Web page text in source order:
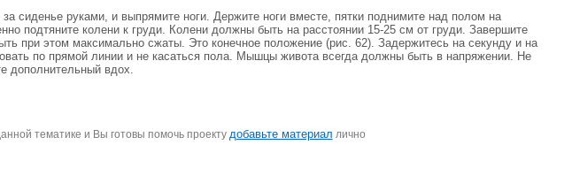
сиденье руками, и выпрямите ноги. Держите ноги вместе, пятки поднимите над полом на
подтяните колени к груди. Колени должны быть на расстоянии 15-25 см от груди. Завершите
при этом максимально сжаты. Это конечное положение (рис. 62). Задержитесь на секунду и на
по прямой линии и не касаться пола. Мышцы живота всегда должны быть в напряжении. Не
дополнительный вдох.
тематике и Вы готовы помочь проекту добавьте материал лично